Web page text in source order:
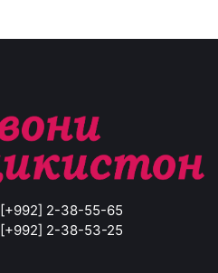
[+992] 2-38-55-65
[+992] 2-38-53-25